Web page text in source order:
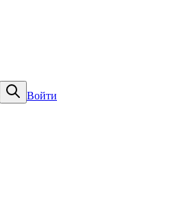
Войти